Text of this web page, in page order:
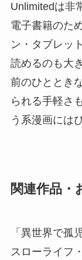
Unlimitedは非
電子書籍のた
ン・タブレッ
読めるのも大
前のひととき
られる手軽さ
う系漫画には
関連作品・
「異世界で孤
スローライフ